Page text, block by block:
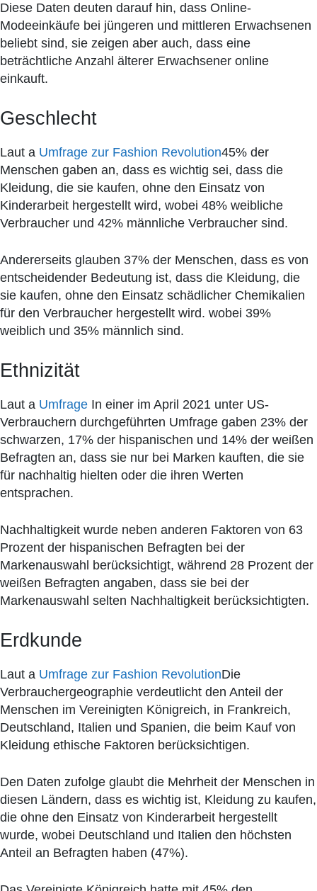
Diese Daten deuten darauf hin, dass Online-
Modeeinkäufe bei jüngeren und mittleren Erwachsenen
beliebt sind, sie zeigen aber auch, dass eine
beträchtliche Anzahl älterer Erwachsener online
einkauft.
Geschlecht
Laut a Umfrage zur Fashion Revolution45% der
Menschen gaben an, dass es wichtig sei, dass die
Kleidung, die sie kaufen, ohne den Einsatz von
Kinderarbeit hergestellt wird, wobei 48% weibliche
Verbraucher und 42% männliche Verbraucher sind.
Andererseits glauben 37% der Menschen, dass es von
entscheidender Bedeutung ist, dass die Kleidung, die
sie kaufen, ohne den Einsatz schädlicher Chemikalien
für den Verbraucher hergestellt wird. wobei 39%
weiblich und 35% männlich sind.
Ethnizität
Laut a Umfrage In einer im April 2021 unter US-
Verbrauchern durchgeführten Umfrage gaben 23% der
schwarzen, 17% der hispanischen und 14% der weißen
Befragten an, dass sie nur bei Marken kauften, die sie
für nachhaltig hielten oder die ihren Werten
entsprachen.
Nachhaltigkeit wurde neben anderen Faktoren von 63
Prozent der hispanischen Befragten bei der
Markenauswahl berücksichtigt, während 28 Prozent der
weißen Befragten angaben, dass sie bei der
Markenauswahl selten Nachhaltigkeit berücksichtigten.
Erdkunde
Laut a Umfrage zur Fashion RevolutionDie
Verbrauchergeographie verdeutlicht den Anteil der
Menschen im Vereinigten Königreich, in Frankreich,
Deutschland, Italien und Spanien, die beim Kauf von
Kleidung ethische Faktoren berücksichtigen.
Den Daten zufolge glaubt die Mehrheit der Menschen in
diesen Ländern, dass es wichtig ist, Kleidung zu kaufen,
die ohne den Einsatz von Kinderarbeit hergestellt
wurde, wobei Deutschland und Italien den höchsten
Anteil an Befragten haben (47%).